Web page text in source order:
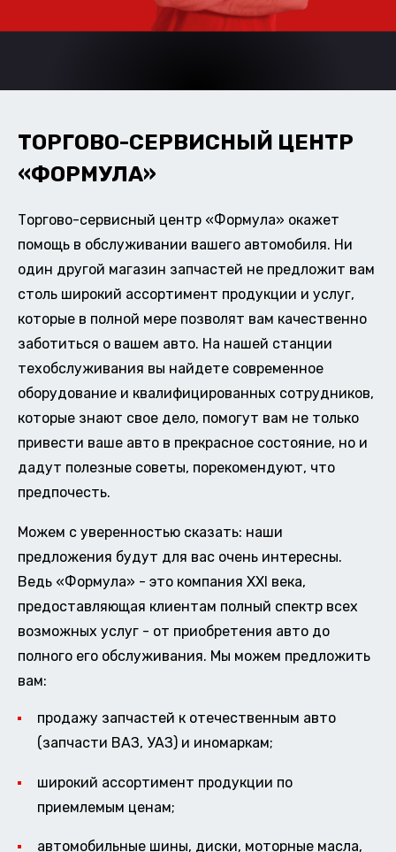
ТОРГОВО-СЕРВИСНЫЙ ЦЕНТР
«ФОРМУЛА»
Торгово-сервисный центр «Формула» окажет
помощь в обслуживании вашего автомобиля. Ни
один другой магазин запчастей не предложит вам
столь широкий ассортимент продукции и услуг,
которые в полной мере позволят вам качественно
заботиться о вашем авто. На нашей станции
техобслуживания вы найдете современное
оборудование и квалифицированных сотрудников,
которые знают свое дело, помогут вам не только
привести ваше авто в прекрасное состояние, но и
дадут полезные советы, порекомендуют, что
предпочесть.
Можем с уверенностью сказать: наши
предложения будут для вас очень интересны.
Ведь «Формула» - это компания XXI века,
предоставляющая клиентам полный спектр всех
возможных услуг - от приобретения авто до
полного его обслуживания. Мы можем предложить
вам:
продажу запчастей к отечественным авто
(запчасти ВАЗ, УАЗ) и иномаркам;
широкий ассортимент продукции по
приемлемым ценам;
автомобильные шины, диски, моторные масла,